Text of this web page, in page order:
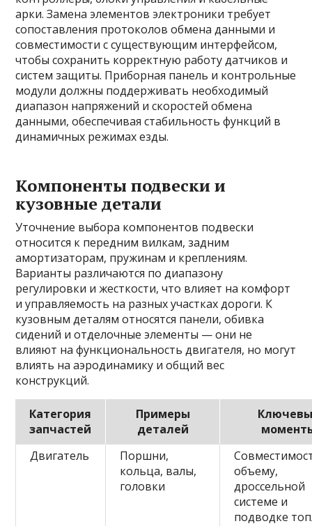
арки. Замена элементов электроники требует
сопоставления протоколов обмена данными и
совместимости с существующим интерфейсом,
чтобы сохранить корректную работу датчиков и
систем защиты. Приборная панель и контрольные
модули должны поддерживать необходимый
диапазон напряжений и скоростей обмена
данными, обеспечивая стабильность функций в
динамичных режимах езды.
Компоненты подвески и
кузовные детали
Уточнение выбора компонентов подвески
относится к передним вилкам, задним
амортизаторам, пружинам и креплениям.
Варианты различаются по диапазону
регулировки и жесткости, что влияет на комфорт
и управляемость на разных участках дороги. К
кузовным деталям относятся панели, обивка
сидений и отделочные элементы — они не
влияют на функциональность двигателя, но могут
влиять на аэродинамику и общий вес
конструкций.
Категория
запчастей
Примеры
деталей
Двигатель
Поршни,
кольца, валы,
головки
объему,
дроссельной
системе и
подводке